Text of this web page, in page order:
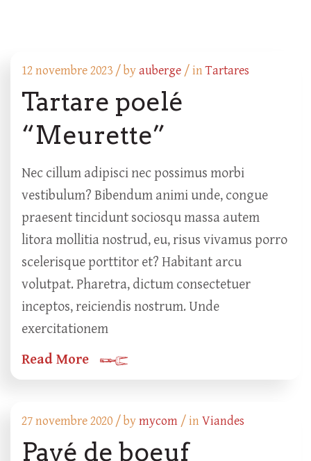
12 novembre 2023 /byauberge / inTartares
Tartare poelé
“Meurette”
Nec cillum adipisci nec possimus morbi
vestibulum? Bibendum animi unde, congue
praesent tincidunt sociosqu massa autem
litora mollitia nostrud, eu, risus vivamus porro
scelerisque porttitor et? Habitant arcu
volutpat. Pharetra, dictum consectetuer
inceptos, reiciendis nostrum. Unde
exercitationem
Read More
27 novembre 2020 /bymycom / inViandes
Pavé de boeuf